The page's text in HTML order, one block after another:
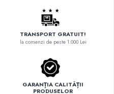
TRANSPORT GRATUIT!
la comenzi de peste 1.000 Lei
GARANȚIA CALITĂȚII
PRODUSELOR